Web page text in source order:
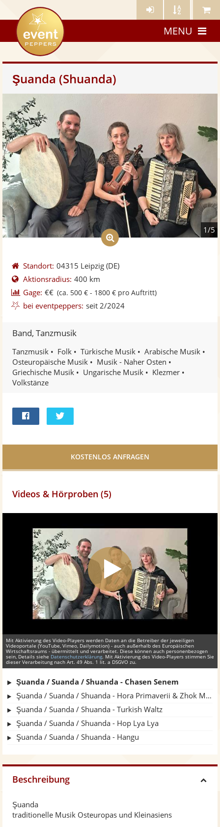
Künstler- Künstler Meine
eventpeppers
MENU
Şuanda (Shuanda)
1/5
Standort: 04315 Leipzig (DE)
Aktionsradius: 400 km
Gage: €€ (ca. 500 € - 1800 € pro Auftritt)
bei eventpeppers: seit 2/2024
Band, Tanzmusik
Tanzmusik Folk Türkische Musik
Arabische Musik
Osteuropäische Musik
Musik - Naher Osten
Griechische Musik
Ungarische Musik
Klezmer
Volkstänze
Facebook
Videos & Hörproben (5)
Mit Aktivierung des Video-Players werden Daten an die Betreiber der jeweiligen
Videoportale (YouTube, Vimeo, Dailymotion) - auch außerhalb des Europäischen
Wirtschaftsraums - übermittelt und verarbeitet. Diese können auch personenbezogen
sein, Details siehe Datenschutzerklärung. Mit Aktivierung des Video-Players stimmen Sie
dieser Verarbeitung nach Art. 49 Abs. 1 lit. a DSGVO zu.
Şuanda / Suanda / Shuanda - Chasen Senem
Şuanda / Suanda / Shuanda - Hora Primaverii & Zhok Mare
Şuanda / Suanda / Shuanda - Turkish Waltz
Şuanda / Suanda / Shuanda - Hop Lya Lya
Şuanda / Suanda / Shuanda - Hangu
Beschreibung
Şuanda
traditionelle Musik Osteuropas und Kleinasiens